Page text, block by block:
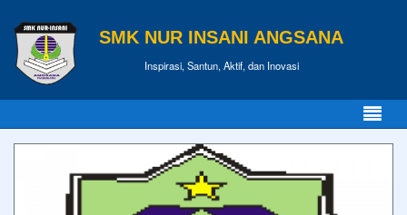
SMK NUR INSANI ANGSANA
Inspirasi, Santun, Aktif, dan Inovasi